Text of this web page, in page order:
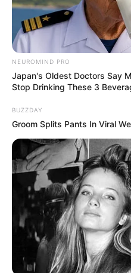
Bikin Ngakak, 10
Cosplay Murah Pakai
Seadanya
Anti Mainstream, 10
Membawa Barang
Versi Warga Thailand
NEUROMIND PRO
Japan's Oldest Doctors Say
Stop Drinking These 3
BUZZDAY
Groom Splits Pants In Viral